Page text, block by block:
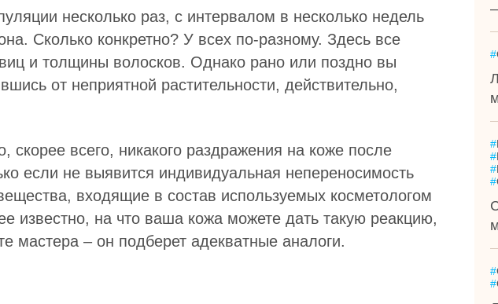
несколько раз, с интервалом в несколько недель
Сколько конкретно? У всех по-разному. Здесь все
и толщины волосков. Однако рано или поздно вы
от неприятной растительности, действительно,
скорее всего, никакого раздражения на коже после
если не выявится индивидуальная непереносимость
входящие в состав используемых косметологом
известно, на что ваша кожа можете дать такую реакцию,
мастера – он подберет адекватные аналоги.
#
#
#
#
#
#
#